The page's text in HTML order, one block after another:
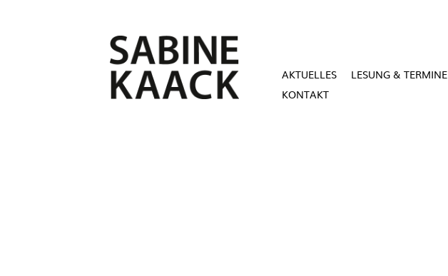
AKTUELLES LESUNG & TERMINE
KONTAKT